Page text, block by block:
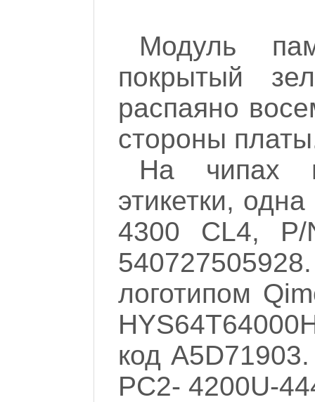
Модуль
покрытый
распаяно
стороны
На чипах
этикетки,
4300 CL4, P/
логотипом
код
PC2- 4200U-